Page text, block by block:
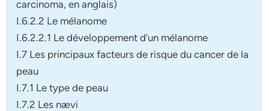
carcinoma, en anglais)
I.6.2.2 Le mélanome
I.6.2.2.1 Le développement d’un mélanome
I.7 Les principaux facteurs de risque du cancer de la
peau
I.7.1 Le type de peau
I.7.2 Les nævi